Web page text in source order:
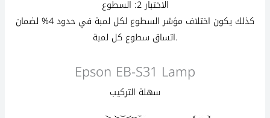
الاختبار 2: السطوع
كذلك يكون اختلاف مؤشر السطوع لكل لمبة في حدود 4% لضمان
اتساق سطوع كل لمبة.
Epson EB-S31 Lamp
سهلة التركيب